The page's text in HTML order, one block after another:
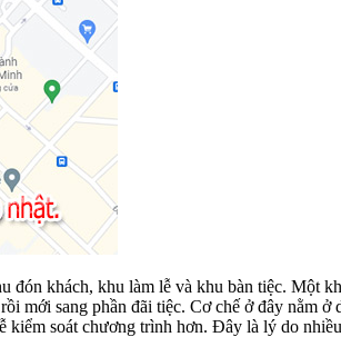
đón khách, khu làm lễ và khu bàn tiệc. Một
mới sang phần đãi tiệc. Cơ chế ở đây
soát chương trình hơn. Đây là lý do